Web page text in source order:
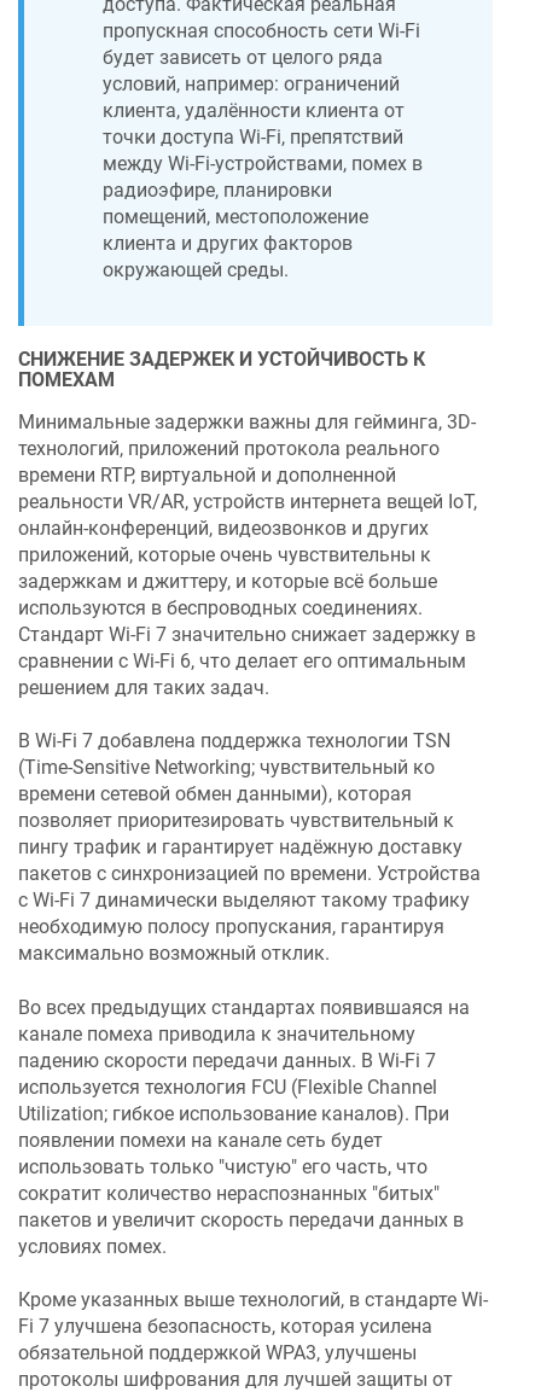
пропускная способность сети Wi-Fi
будет зависеть от целого ряда
условий, например: ограничений
клиента, удалённости клиента от
точки доступа Wi-Fi, препятствий
между Wi-Fi-устройствами, помех в
радиоэфире, планировки
помещений, местоположение
клиента и других факторов
окружающей среды.
СНИЖЕНИЕ ЗАДЕРЖЕК И УСТОЙЧИВОСТЬ К
ПОМЕХАМ
Минимальные задержки важны для гейминга, 3D-
технологий, приложений протокола реального
времени RTP, виртуальной и дополненной
реальности VR/AR, устройств интернета вещей IoT,
онлайн-конференций, видеозвонков и других
приложений, которые очень чувствительны к
задержкам и джиттеру, и которые всё больше
используются в беспроводных соединениях.
Стандарт Wi-Fi 7 значительно снижает задержку в
сравнении с Wi-Fi 6, что делает его оптимальным
решением для таких задач.
В Wi-Fi 7 добавлена поддержка технологии TSN
(Time-Sensitive Networking; чувствительный ко
времени сетевой обмен данными), которая
позволяет приоритезировать чувствительный к
пингу трафик и гарантирует надёжную доставку
пакетов с синхронизацией по времени. Устройства
с Wi-Fi 7 динамически выделяют такому трафику
необходимую полосу пропускания, гарантируя
максимально возможный отклик.
Во всех предыдущих стандартах появившаяся на
канале помеха приводила к значительному
падению скорости передачи данных. В Wi-Fi 7
используется технология FCU (Flexible Channel
Utilization; гибкое использование каналов). При
появлении помехи на канале сеть будет
использовать только "чистую" его часть, что
сократит количество нераспознанных "битых"
пакетов и увеличит скорость передачи данных в
условиях помех.
Кроме указанных выше технологий, в стандарте Wi-
Fi 7 улучшена безопасность, которая усилена
обязательной поддержкой WPA3, улучшены
протоколы шифрования для лучшей защиты от